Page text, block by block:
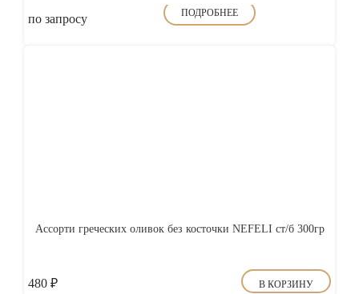
по запросу ПОДРОБНЕЕ
Ассорти греческих оливок без косточки NEFELI ст/б 300гр
480 ₽ В КОРЗИНУ